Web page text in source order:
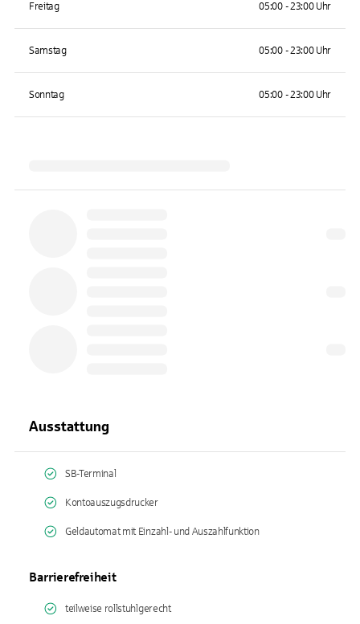
Freitag 05:00 - 23:00 Uhr
Samstag 05:00 - 23:00 Uhr
Sonntag 05:00 - 23:00 Uhr
Ausstattung
SB-Terminal
Kontoauszugsdrucker
Geldautomat mit Einzahl- und Auszahlfunktion
Barrierefreiheit
teilweise rollstuhlgerecht